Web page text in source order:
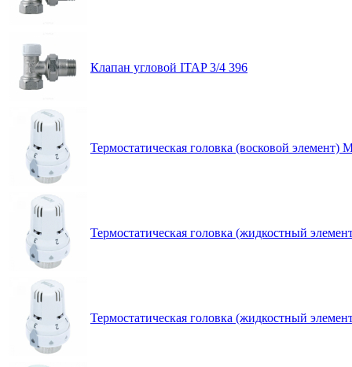
Клапан угловой ITAP 3/4 396
Термостатическая головка (восковой
Термостатическая головка (жидкостный
Термостатическая головка (жидкостный